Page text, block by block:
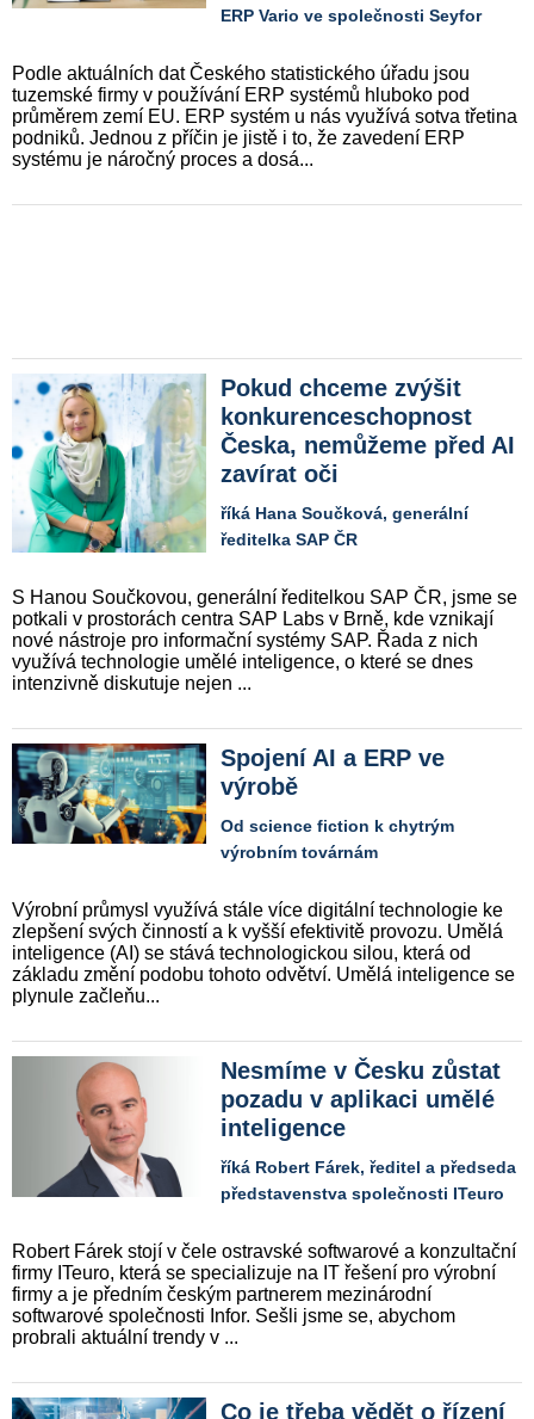
ERP Vario ve společnosti Seyfor
Podle aktuálních dat Českého statistického úřadu jsou
tuzemské firmy v používání ERP systémů hluboko pod
průměrem zemí EU. ERP systém u nás využívá sotva třetina
podniků. Jednou z příčin je jistě i to, že zavedení ERP
systému je náročný proces a dosá...
Pokud chceme zvýšit
konkurenceschopnost
Česka, nemůžeme před AI
zavírat oči
říká Hana Součková, generální
ředitelka SAP ČR
S Hanou Součkovou, generální ředitelkou SAP ČR, jsme se
potkali v prostorách centra SAP Labs v Brně, kde vznikají
nové nástroje pro informační systémy SAP. Řada z nich
využívá technologie umělé inteligence, o které se dnes
intenzivně diskutuje nejen ...
Spojení AI a ERP ve
výrobě
Od science fiction k chytrým
výrobním továrnám
Výrobní průmysl využívá stále více digitální technologie ke
zlepšení svých činností a k vyšší efektivitě provozu. Umělá
inteligence (AI) se stává technologickou silou, která od
základu změní podobu tohoto odvětví. Umělá inteligence se
plynule začleňu...
Nesmíme v Česku zůstat
pozadu v aplikaci umělé
inteligence
říká Robert Fárek, ředitel a předseda
představenstva společnosti ITeuro
Robert Fárek stojí v čele ostravské softwarové a konzultační
firmy ITeuro, která se specializuje na IT řešení pro výrobní
firmy a je předním českým partnerem mezinárodní
softwarové společnosti Infor. Sešli jsme se, abychom
probrali aktuální trendy v ...
Co je třeba vědět o řízení